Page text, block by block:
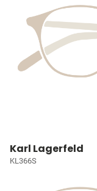
Karl Lagerfeld
KL366S